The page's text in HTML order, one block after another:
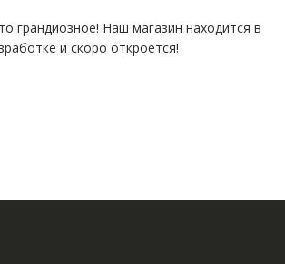
грандиозное! Наш магазин находится в
и скоро откроется!